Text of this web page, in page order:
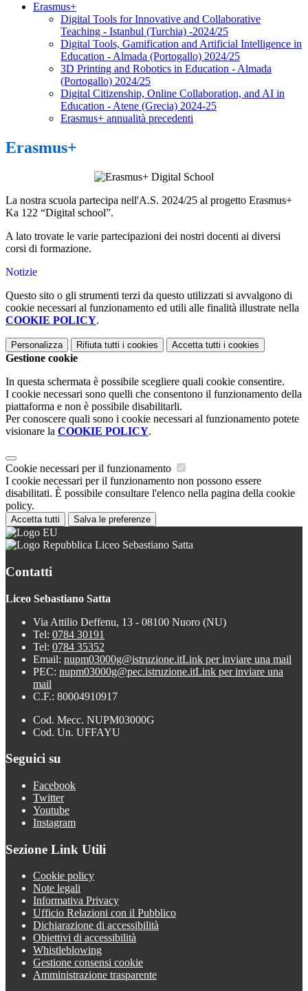
Erasmus+
Digital Tools for Innovative and Collaborative
Teaching - Istanbul (Turchia) -2024/25
Digital Tools, Gamification and Artificial Intelligence in
Education - Almada (Portogallo) 2024/25
3D Printing and Robotics in Education - Almada
(Portogallo) 2024/25
Digital Citizenship, Online Collaboration, and AI in
Education - Atene (Grecia) 2024-25
Erasmus+ annualità precedenti
Erasmus+
La nostra scuola partecipa nell'A.S. 2024/25 al progetto Erasmus+
Ka 122 “Digital school”.
A lato trovate le varie partecipazioni dei nostri docenti ai diversi
corsi di formazione.
Notizie
Questo sito o gli strumenti terzi da questo utilizzati si avvalgono di
cookie necessari al funzionamento ed utili alle finalità illustrate nella
COOKIE POLICY.
Personalizza Rifiuta tutti i cookies Accetta tutti i cookies
Gestione cookie
In questa schermata è possibile scegliere quali cookie consentire.
I cookie necessari sono quelli che consentono il funzionamento della
piattaforma e non è possibile disabilitarli.
Per conoscere quali sono i cookie necessari al funzionamento potete
visionare la COOKIE POLICY.
Cookie necessari per il funzionamento
I cookie necessari per il funzionamento non possono essere
disabilitati. È possibile consultare l'elenco nella pagina della cookie
policy.
Accetta tutti Salva le preferenze
Liceo Sebastiano Satta
Contatti
Liceo Sebastiano Satta
Via Attilio Deffenu, 13 - 08100 Nuoro (NU)
Tel: 0784 30191
Tel: 0784 35352
Email: nupm03000g@istruzione.itLink per inviare una mail
PEC: nupm03000g@pec.istruzione.itLink per inviare una
mail
C.F.: 80004910917
Cod. Mecc. NUPM03000G
Cod. Un. UFFAYU
Seguici su
Facebook
Twitter
Youtube
Instagram
Sezione Link Utili
Cookie policy
Note legali
Informativa Privacy
Ufficio Relazioni con il Pubblico
Dichiarazione di accessibilità
Obiettivi di accessibilità
Whistleblowing
Gestione consensi cookie
Amministrazione trasparente